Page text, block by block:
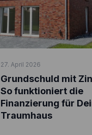
27. April 2026
Grundschuld mit
So funktioniert die
Finanzierung für
Traumhaus